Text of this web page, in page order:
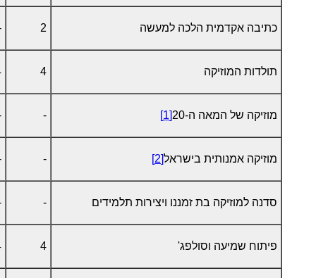
כתיבה אקדמית הלכה למעשה 2
תולדות המוזיקה 4
מוזיקה של המאה ה-20 [1]
-
מוזיקה אמנותית בישראל[2]
-
סדנה למוזיקה בת זמננו ויצירות תלמידים -
פיתוח שמיעה וסולפג' 4